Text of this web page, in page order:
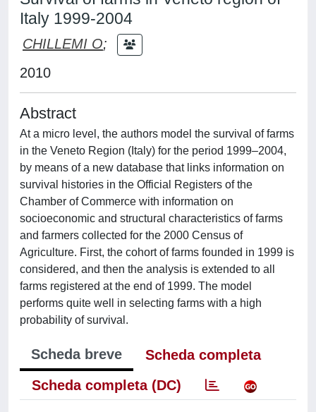
Italy 1999-2004
CHILLEMI O;
2010
Abstract
At a micro level, the authors model the survival of farms
in the Veneto Region (Italy) for the period 1999–2004,
by means of a new database that links information on
survival histories in the Official Registers of the
Chamber of Commerce with information on
socioeconomic and structural characteristics of farms
and farmers collected for the 2000 Census of
Agriculture. First, the cohort of farms founded in 1999 is
considered, and then the analysis is extended to all
farms registered at the end of 1999. The model
performs quite well in selecting farms with a high
probability of survival.
Scheda breve
Scheda completa
Scheda completa (DC)